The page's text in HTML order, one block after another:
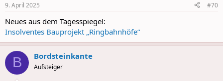
s
9. April 2025 #70
Neues aus dem Tagesspiegel:
Insolventes Bauprojekt „Ringbahnhöfe“
B Bordsteinkante
Aufsteiger